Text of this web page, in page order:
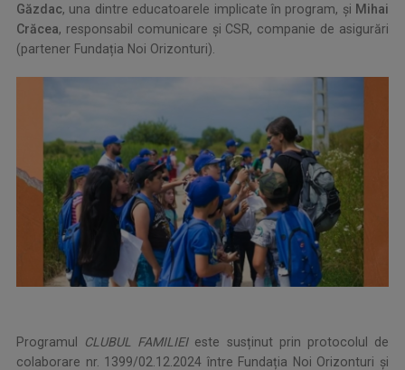
Găzdac, una dintre educatoarele implicate în program, și Mihai
Crăcea, responsabil comunicare și CSR, companie de asigurări
(partener Fundația Noi Orizonturi).
Programul CLUBUL FAMILIEIeste susținut prin protocolul de
colaborare nr. 1399/02.12.2024 între Fundația Noi Orizonturi și